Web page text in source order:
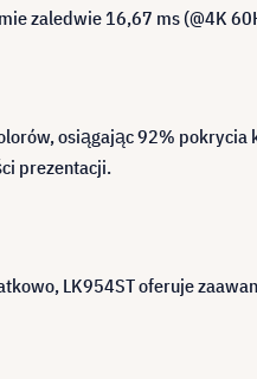
zaledwie 16,67 ms (@4K
osiągając 92% pokrycia
prezentacji.
LK954ST oferuje